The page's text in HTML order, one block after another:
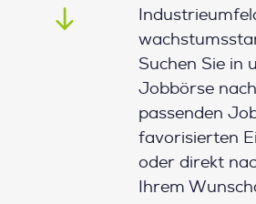
Suchen Sie in
Jobbörse
passenden
favorisierten
oder direkt
Ihrem